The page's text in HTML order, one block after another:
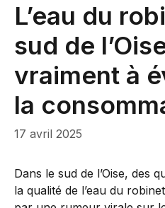
L’eau du
sud de
vraiment à
la
17 avril 2025
Dans le sud de l’Oise, des
la qualité de l’eau du